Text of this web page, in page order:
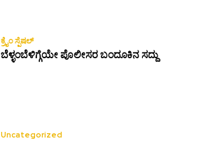
ಕ್ರೈಂ ಸ್ಪೆಷಲ್
ಬೆಳ್ಳಂಬೆಳಿಗ್ಗೆಯೇ ಪೊಲೀಸರ ಬಂದೂಕಿನ ಸದ್ದು
Uncategorized